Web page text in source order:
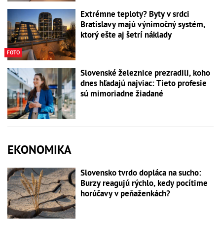
FOTO
Extrémne teploty? Byty v srdci
Bratislavy majú výnimočný systém,
ktorý ešte aj šetrí náklady
Slovenské železnice prezradili, koho
dnes hľadajú najviac: Tieto profesie
sú mimoriadne žiadané
EKONOMIKA
Slovensko tvrdo dopláca na sucho:
Burzy reagujú rýchlo, kedy pocítime
horúčavy v peňaženkách?